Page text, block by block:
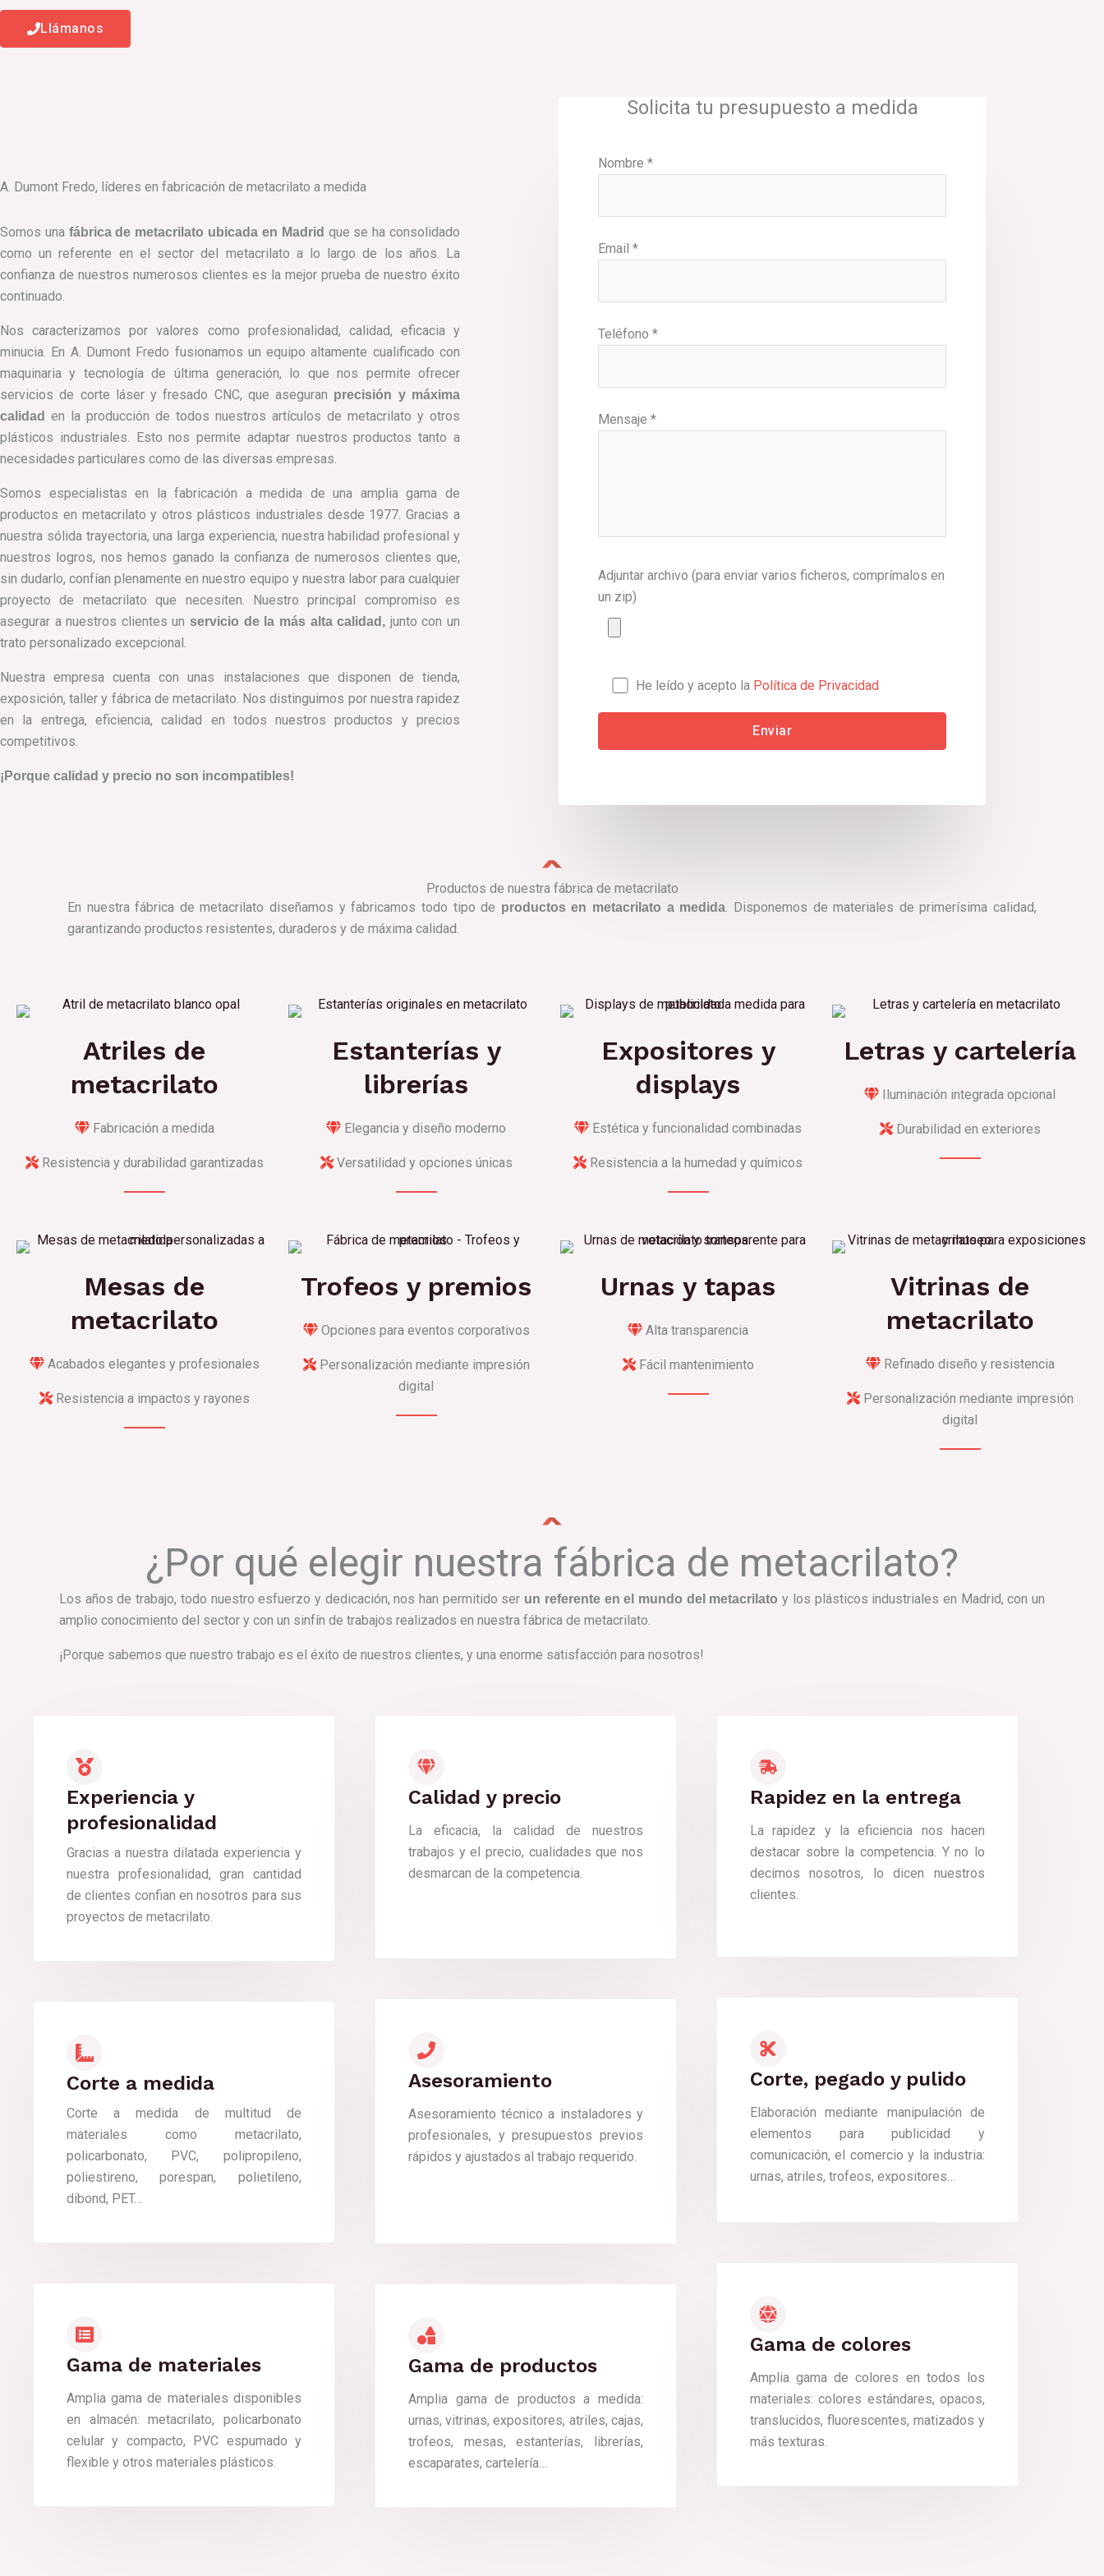
Llámanos
A. Dumont Fredo, líderes en fabricación de metacrilato a medida
Somos una fábrica de metacrilato ubicada en Madrid que se ha consolidado
como un referente en el sector del metacrilato a lo largo de los años. La
confianza de nuestros numerosos clientes es la mejor prueba de nuestro éxito
continuado.
Nos caracterizamos por valores como profesionalidad, calidad, eficacia y
minucia. En A. Dumont Fredo fusionamos un equipo altamente cualificado con
maquinaria y tecnología de última generación, lo que nos permite ofrecer
servicios de corte láser y fresado CNC, que aseguran precisión y máxima
calidad en la producción de todos nuestros artículos de metacrilato y otros
plásticos industriales. Esto nos permite adaptar nuestros productos tanto a
necesidades particulares como de las diversas empresas.
Somos especialistas en la fabricación a medida de una amplia gama de
productos en metacrilato y otros plásticos industriales desde 1977. Gracias a
nuestra sólida trayectoria, una larga experiencia, nuestra habilidad profesional y
nuestros logros, nos hemos ganado la confianza de numerosos clientes que,
sin dudarlo, confían plenamente en nuestro equipo y nuestra labor para cualquier
proyecto de metacrilato que necesiten. Nuestro principal compromiso es
asegurar a nuestros clientes unservicio de la más alta calidad, junto con un
trato personalizado excepcional.
Nuestra empresa cuenta con unas instalaciones que disponen de tienda,
exposición, taller y fábrica de metacrilato. Nos distinguimos por nuestra rapidez
en la entrega, eficiencia, calidad en todos nuestros productos y precios
competitivos.
¡Porque calidad y precio no son incompatibles!
Solicita tu presupuesto a medida
Nombre *
Email *
Teléfono *
Mensaje *
Adjuntar archivo (para enviar varios ficheros, comprímalos en
un zip)
He leído y acepto la Política de Privacidad
Productos de nuestra fábrica de metacrilato
En nuestra fábrica de metacrilato diseñamos y fabricamos todo tipo de productos en metacrilato a medida. Disponemos de materiales de primerísima calidad,
garantizando productos resistentes, duraderos y de máxima calidad.
Atriles de
metacrilato
Fabricación a medida
Resistencia y durabilidad garantizadas
Estanterías y
librerías
Elegancia y diseño moderno
Versatilidad y opciones únicas
Expositores y
displays
Estética y funcionalidad combinadas
Resistencia a la humedad y químicos
Letras y cartelería
Iluminación integrada opcional
Durabilidad en exteriores
Mesas de
metacrilato
Acabados elegantes y profesionales
Resistencia a impactos y rayones
Trofeos y premios
Opciones para eventos corporativos
Personalización mediante impresión
digital
Urnas y tapas
Alta transparencia
Fácil mantenimiento
Vitrinas de
metacrilato
Refinado diseño y resistencia
Personalización mediante impresión
digital
¿Por qué elegir nuestra fábrica de metacrilato?
Los años de trabajo, todo nuestro esfuerzo y dedicación, nos han permitido ser un referente en el mundo del metacrilato y los plásticos industriales en Madrid, con un
amplio conocimiento del sector y con un sinfín de trabajos realizados en nuestra fábrica de metacrilato.
¡Porque sabemos que nuestro trabajo es el éxito de nuestros clientes, y una enorme satisfacción para nosotros!
Experiencia y
profesionalidad
Gracias a nuestra dilatada experiencia y
nuestra profesionalidad, gran cantidad
de clientes confian en nosotros para sus
proyectos de metacrilato.
Corte a medida
Corte a medida de multitud de
materiales como metacrilato,
policarbonato, PVC, polipropileno,
poliestireno, porespan, polietileno,
dibond, PET…
Gama de materiales
Amplia gama de materiales disponibles
en almacén: metacrilato, policarbonato
celular y compacto, PVC espumado y
flexible y otros materiales plásticos.
Calidad y precio
La eficacia, la calidad de nuestros
trabajos y el precio, cualidades que nos
desmarcan de la competencia.
Asesoramiento
Asesoramiento técnico a instaladores y
profesionales, y presupuestos previos
rápidos y ajustados al trabajo requerido.
Gama de productos
Amplia gama de productos a medida:
urnas, vitrinas, expositores, atriles, cajas,
trofeos, mesas, estanterías, librerías,
escaparates, cartelería…
Rapidez en la entrega
La rapidez y la eficiencia nos hacen
destacar sobre la competencia. Y no lo
decimos nosotros, lo dicen nuestros
clientes.
Corte, pegado y pulido
Elaboración mediante manipulación de
elementos para publicidad y
comunicación, el comercio y la industria:
urnas, atriles, trofeos, expositores…
Gama de colores
Amplia gama de colores en todos los
materiales: colores estándares, opacos,
translucidos, fluorescentes, matizados y
más texturas.